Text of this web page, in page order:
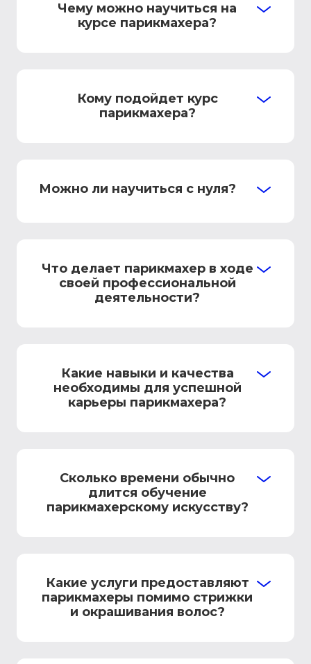
Чему можно научиться на
курсе парикмахера?
Кому подойдет курс
парикмахера?
Можно ли научиться с нуля?
Что делает парикмахер в ходе
своей профессиональной
деятельности?
Какие навыки и качества
необходимы для успешной
карьеры парикмахера?
Сколько времени обычно
длится обучение
парикмахерскому искусству?
Какие услуги предоставляют
парикмахеры помимо стрижки
и окрашивания волос?